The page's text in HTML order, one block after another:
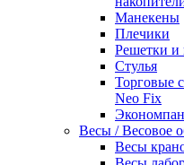
Манекены
Плечики
Решетки и
Стулья
Торговые
Neo Fix
Весы / Весовое
Весы